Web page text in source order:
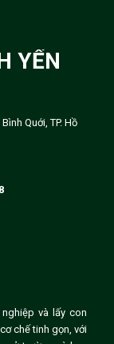
YẾN
Quới, TP. Hồ
và lấy con
chế tinh gọn, với